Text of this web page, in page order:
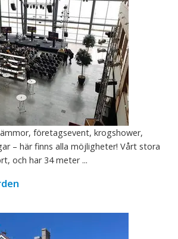
företagsevent, krogshower,
– här finns alla möjligheter! Vårt stora
och har 34 meter ...